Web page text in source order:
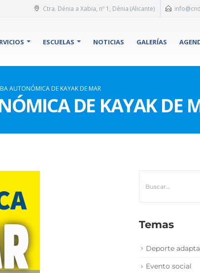
Ctra. Dénia a Xabia, nº 1, Dénia (Alicante)
ESCUELAS NOTICIAS GALERÍAS
AUTONÓMICA DE KAYAK DE MAR
DE KAYAK DE
Temas
Deporte
Evento social